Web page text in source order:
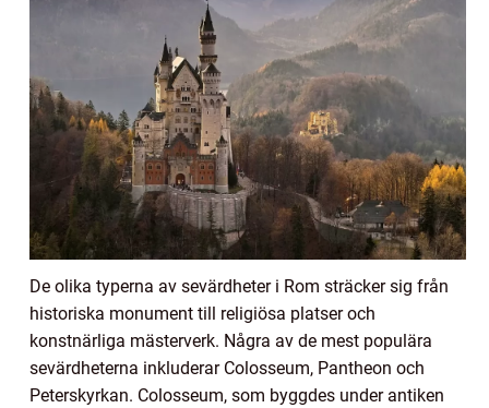
De olika typerna av sevärdheter i Rom sträcker sig från
historiska monument till religiösa platser och
konstnärliga mästerverk. Några av de mest populära
sevärdheterna inkluderar Colosseum, Pantheon och
Peterskyrkan. Colosseum, som byggdes under antiken